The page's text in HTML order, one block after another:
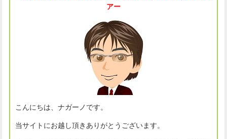
アー
こんにちは、ナガーノです。
当サイトにお越し頂きありがとうございます。